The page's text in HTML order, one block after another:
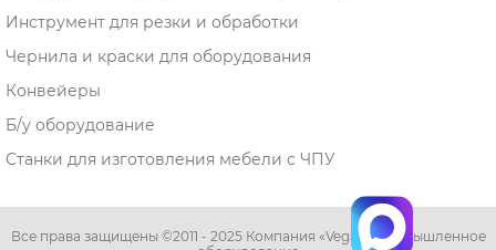
Инструмент для резки и обработки
Чернила и краски для оборудования
Конвейеры
Б/у оборудование
Станки для изготовления мебели с ЧПУ
Все права защищены ©2011 - 2025 Компания «Vega» - промышленное